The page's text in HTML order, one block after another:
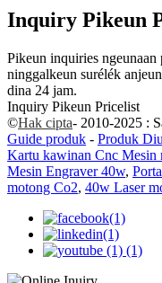
Inquiry Pikeun
Pikeun inquiries
ninggalkeun surélék
dina 24 jam.
Inquiry Pikeun Pricelist
©Hak cipta- 2010-2025 :
Guide produk - Produk
Kartu kawinan Cnc Mesin
Mesin Engraver 40w,
motong Co2, 40w Laser